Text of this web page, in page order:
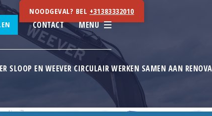
CONTACT MENU
NOODGEVAL? BEL +31383332010
SLOOP EN WEEVER CIRCULAIR WERKEN SAMEN AAN